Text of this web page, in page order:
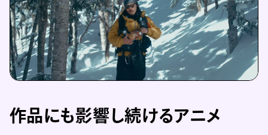
作品にも影響し続けるアニメ